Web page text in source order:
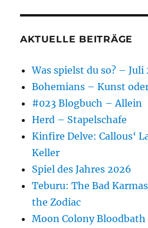
AKTUELLE BEITRÄGE
Was spielst du so? – Juli
Bohemians – Kunst
#023 Blogbuch – Allein
Herd – Stapelschafe
Kinfire Delve: Callous‘
Keller
Spiel des Jahres 2026
Teburu: The Bad
the Zodiac
Moon Colony